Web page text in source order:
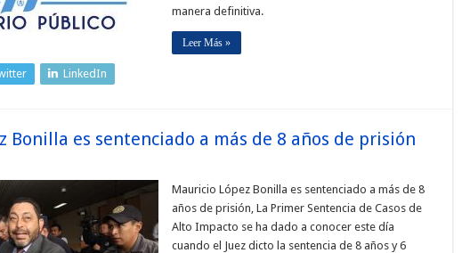
manera definitiva.
Leer Más »
LinkedIn
Bonilla es sentenciado a más de 8 años de prisión
Mauricio López Bonilla es sentenciado a más de 8
años de prisión, La Primer Sentencia de Casos de
Alto Impacto se ha dado a conocer este día
cuando el Juez dicto la sentencia de 8 años y 6